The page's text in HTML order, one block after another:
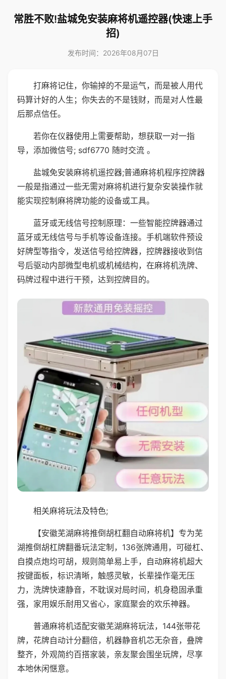
常胜不败!盐城免安装麻将机遥控器(快速上手
招)
发布时间：2026年08月07日
打麻将记住，你输掉的不是运气，而是被人用代
码算计好的人生；你失去的不是钱财，而是对人性最
后那点信任。
若你在仪器使用上需要帮助，想获取一对一指
导，添加微信号; sdf6770 随时交流 。
盐城免安装麻将机遥控器;普通麻将机程序控牌器
一般是指通过一些无需对麻将机进行复杂安装操作就
能实现控制麻将牌功能的设备或工具。
蓝牙或无线信号控制原理：一些智能控牌器通过
蓝牙或无线信号与手机等设备连接。手机端软件预设
好牌型等指令，发送信号给控牌器，控牌器接收到信
号后驱动内部微型电机或机械结构，在麻将机洗牌、
码牌过程中进行干预，达到控牌目的。
相关麻将玩法及特色;
【安徽芜湖麻将推倒胡杠翻自动麻将机】专为芜
湖推倒胡杠牌翻番玩法定制，136张牌通用，可碰杠、
自摸点炮均可胡，规则简单易上手，自动麻将机超大
按键面板，标识清晰，触感灵敏，长辈操作毫无压
力，洗牌快速静音，不耽误对局时间，机身稳固承重
强，家用娱乐耐用又省心，家庭聚会的欢乐神器。
普通麻将机适配安徽芜湖麻将玩法，144张带花
牌，花牌自动计分翻倍，机器静音机芯无杂音，叠牌
整齐，外观简约百搭家装，亲友聚会围坐玩牌，尽享
本地休闲惬意。